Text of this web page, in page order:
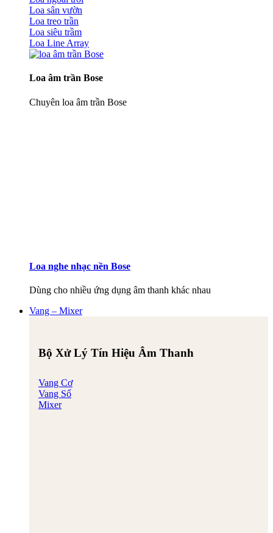
Loa sân vườn
Loa treo trần
Loa siêu trầm
Loa Line Array
Loa âm trần Bose
Chuyên loa âm trần Bose
Loa nghe nhạc nền Bose
Dùng cho nhiều ứng dụng âm thanh khác nhau
Vang – Mixer
Bộ Xử Lý Tín Hiệu Âm Thanh
Vang Cơ
Vang Số
Mixer